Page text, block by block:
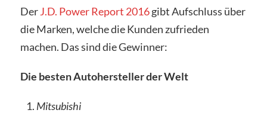
DerJ.D. Power Report 2016gibt Aufschluss über
die Marken, welche die Kunden zufrieden
machen. Das sind die Gewinner:
Die besten Autohersteller der Welt
Mitsubishi